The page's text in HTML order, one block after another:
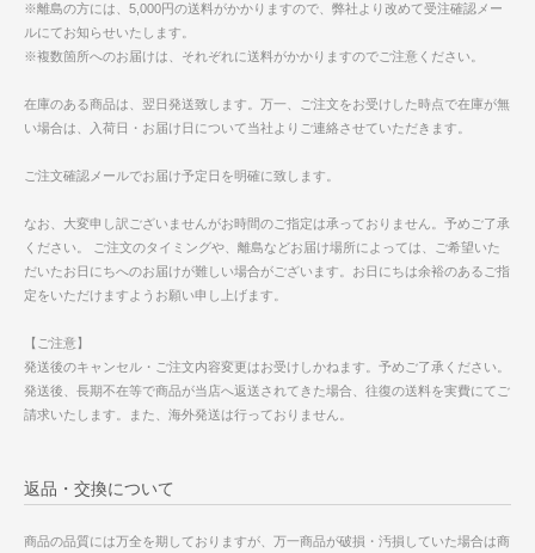
※離島の方には、5,000円の送料がかかりますので、弊社より改めて受注確認メー
ルにてお知らせいたします。
※複数箇所へのお届けは、それぞれに送料がかかりますのでご注意ください。
在庫のある商品は、翌日発送致します。万一、ご注文をお受けした時点で在庫が無
い場合は、入荷日・お届け日について当社よりご連絡させていただきます。
ご注文確認メールでお届け予定日を明確に致します。
なお、大変申し訳ございませんがお時間のご指定は承っておりません。予めご了承
ください。 ご注文のタイミングや、離島などお届け場所によっては、ご希望いた
だいたお日にちへのお届けが難しい場合がございます。お日にちは余裕のあるご指
定をいただけますようお願い申し上げます。
【ご注意】
発送後のキャンセル・ご注文内容変更はお受けしかねます。予めご了承ください。
発送後、長期不在等で商品が当店へ返送されてきた場合、往復の送料を実費にてご
請求いたします。また、海外発送は行っておりません。
返品・交換について
商品の品質には万全を期しておりますが、万一商品が破損・汚損していた場合は商